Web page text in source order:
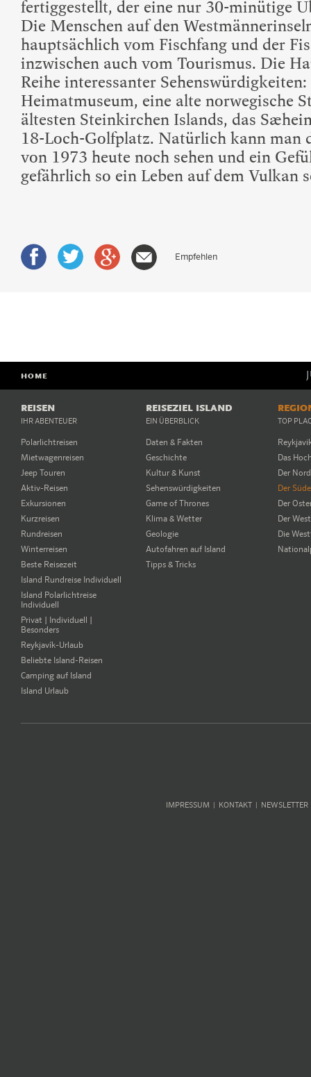
fertiggestellt, der eine nur 30-minütige
Die Menschen auf den
hauptsächlich vom Fischfang und der
inzwischen auch vom Tourismus. Die
Reihe interessanter
Heimatmuseum, eine alte norwegische
ältesten Steinkirchen Islands, das
18-Loch-Golfplatz. Natürlich kann man
von 1973 heute noch sehen und ein
gefährlich so ein Leben auf dem Vulkan
Empfehlen
HOME
REISEN
IHR ABENTEUER
Polarlichtreisen
Mietwagenreisen
Jeep Touren
Aktiv-Reisen
Exkursionen
Kurzreisen
Rundreisen
Winterreisen
Beste Reisezeit
Island Rundreise Individuell
Island Polarlichtreise
Individuell
Privat | Individuell |
Besonders
Reykjavík-Urlaub
Beliebte Island-Reisen
Camping auf Island
Island Urlaub
REISEZIEL ISLAND
EIN ÜBERBLICK
Daten & Fakten
Geschichte
Kultur & Kunst
Sehenswürdigkeiten
Game of Thrones
Klima & Wetter
Geologie
Autofahren auf Island
Tipps & Tricks
TOP
Das
Der
Der
Der
Der
Die
IMPRESSUM KONTAKT NEWSLETTER